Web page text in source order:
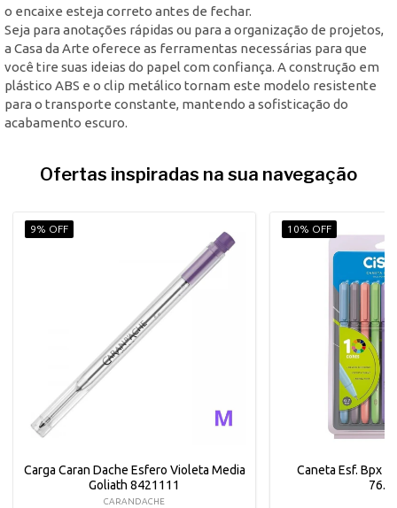
o encaixe esteja correto antes de fechar.
Seja para anotações rápidas ou para a organização de projetos,
a Casa da Arte oferece as ferramentas necessárias para que
você tire suas ideias do papel com confiança. A construção em
plástico ABS e o clip metálico tornam este modelo resistente
para o transporte constante, mantendo a sofisticação do
acabamento escuro.
Ofertas inspiradas na sua navegação
9% OFF
Carga Caran Dache Esfero Violeta Media
Goliath 8421111
CARANDACHE
10% OFF
Caneta Esf. Bpx